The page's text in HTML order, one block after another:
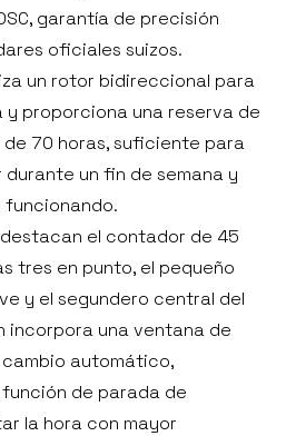
garantía de precisión
oficiales suizos.
un rotor bidireccional para
proporciona una reserva de
70 horas, suficiente para
durante un fin de semana y
el contador de 45
tres en punto, el pequeño
y el segundero central del
incorpora una ventana de
automático,
de parada de
la hora con mayor